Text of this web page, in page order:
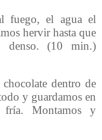
fuego, el agua el
hervir hasta que
denso. (10 min.)
dentro de
y guardamos en
Montamos y